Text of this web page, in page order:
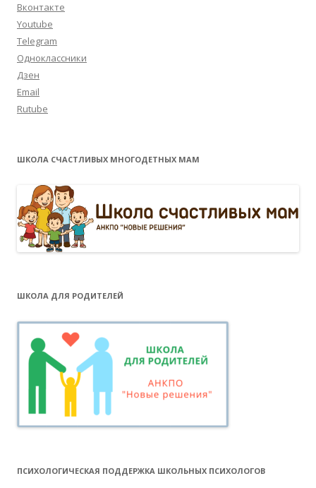
Вконтакте
Youtube
Telegram
Одноклассники
Дзен
Email
Rutube
ШКОЛА СЧАСТЛИВЫХ МНОГОДЕТНЫХ МАМ
ШКОЛА ДЛЯ РОДИТЕЛЕЙ
ПСИХОЛОГИЧЕСКАЯ ПОДДЕРЖКА ШКОЛЬНЫХ ПСИХОЛОГОВ